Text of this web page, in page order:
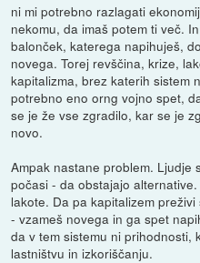
ni mi potrebno razlagati
nekomu, da imaš potem ti več.
balonček, katerega napihuješ,
novega. Torej revščina, krize,
kapitalizma, brez katerih sistem
potrebno eno orng vojno spet,
se je že vse zgradilo, kar se je
novo.
Ampak nastane problem. Ljudje
počasi - da obstajajo
lakote. Da pa kapitalizem
- vzameš novega in ga spet
da v tem sistemu ni prihodnosti,
lastništvu in izkoriščanju.